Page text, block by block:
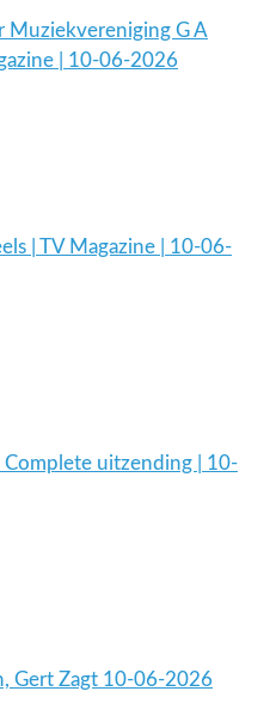
Muziekvereniging G A
| 10-06-2026
| TV Magazine | 10-06-
Complete uitzending | 10-
Gert Zagt 10-06-2026